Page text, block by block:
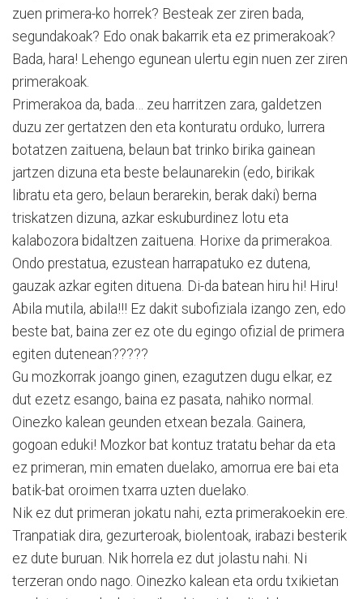
zuen primera-ko horrek? Besteak zer ziren bada,
segundakoak? Edo onak bakarrik eta ez primerakoak?
Bada, hara! Lehengo egunean ulertu egin nuen zer ziren
primerakoak.
Primerakoa da, bada… zeu harritzen zara, galdetzen
duzu zer gertatzen den eta konturatu orduko, lurrera
botatzen zaituena, belaun bat trinko birika gainean
jartzen dizuna eta beste belaunarekin (edo, birikak
libratu eta gero, belaun berarekin, berak daki) berna
triskatzen dizuna, azkar eskuburdinez lotu eta
kalabozora bidaltzen zaituena. Horixe da primerakoa.
Ondo prestatua, ezustean harrapatuko ez dutena,
gauzak azkar egiten dituena. Di-da batean hiru hi! Hiru!
Abila mutila, abila!!! Ez dakit subofiziala izango zen, edo
beste bat, baina zer ez ote du egingo ofizial de primera
egiten dutenean?????
Gu mozkorrak joango ginen, ezagutzen dugu elkar, ez
dut ezetz esango, baina ez pasata, nahiko normal.
Oinezko kalean geunden etxean bezala. Gainera,
gogoan eduki! Mozkor bat kontuz tratatu behar da eta
ez primeran, min ematen duelako, amorrua ere bai eta
batik-bat oroimen txarra uzten duelako.
Nik ez dut primeran jokatu nahi, ezta primerakoekin ere.
Tranpatiak dira, gezurteroak, biolentoak, irabazi besterik
ez dute buruan. Nik horrela ez dut jolastu nahi. Ni
terzeran ondo nago. Oinezko kalean eta ordu txikietan